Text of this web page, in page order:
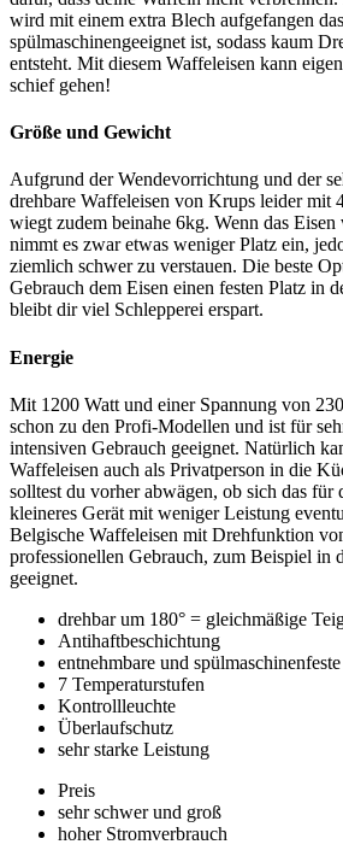
wird mit einem extra Blech aufgefangen
spülmaschinengeeignet ist, sodass kaum
entsteht. Mit diesem Waffeleisen kann
schief gehen!
Größe und Gewicht
Aufgrund der Wendevorrichtung und der
drehbare Waffeleisen von Krups leider mit
wiegt zudem beinahe 6kg. Wenn das
nimmt es zwar etwas weniger Platz ein,
ziemlich schwer zu verstauen. Die beste
Gebrauch dem Eisen einen festen Platz in
bleibt dir viel Schlepperei erspart.
Energie
Mit 1200 Watt und einer Spannung von
schon zu den Profi-Modellen und ist für
intensiven Gebrauch geeignet. Natürlich
Waffeleisen auch als Privatperson in die
solltest du vorher abwägen, ob sich das für
kleineres Gerät mit weniger Leistung
Belgische Waffeleisen mit Drehfunktion
professionellen Gebrauch, zum Beispiel in
geeignet.
drehbar um 180° = gleichmäßige
Antihaftbeschichtung
entnehmbare und
7 Temperaturstufen
Kontrollleuchte
Überlaufschutz
sehr starke Leistung
Preis
sehr schwer und groß
hoher Stromverbrauch